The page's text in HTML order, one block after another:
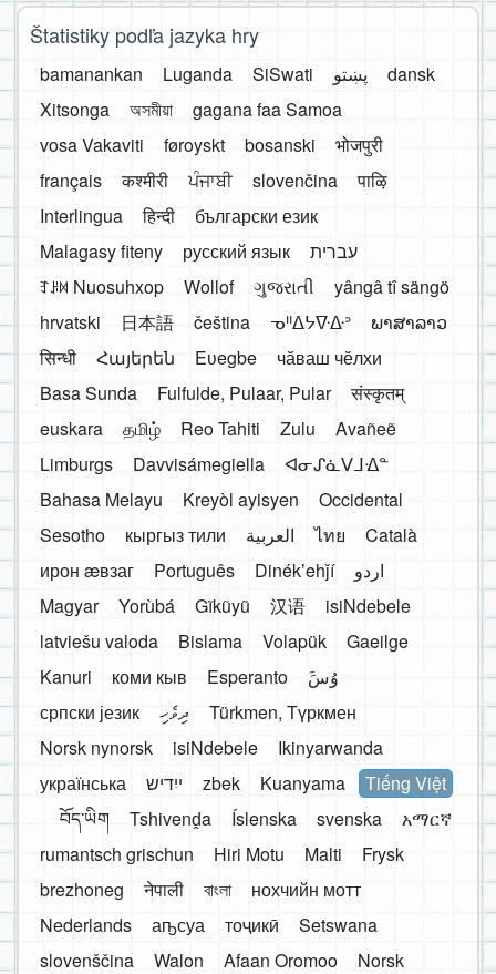
Štatistiky podľa jazyka hry
bamanankan Luganda SiSwati پښتو
dansk
Xitsonga
অসমীয়া
gagana faa Samoa
vosa Vakaviti
føroyskt bosanski
भोजपुरी
français
कश्मीरी ਪੰਜਾਬੀ slovenčina
पाऴि
Interlingua
हिन्दी
български език
Malagasy fiteny
русский язык
עברית
ꆈꌠ꒿ Nuosuhxop
Wollof ગુજરાતી
yângâ tî sängö
hrvatski
日本語 čeština ᓀᐦᐃᔭᐍᐏᐣ
ພາສາລາວ
सिन्धी
Հայերեն Eʋegbe
чӑваш чӗлхи
Basa Sunda
Fulfulde, Pulaar, Pular
संस्कृतम्
euskara
தமிழ் Reo Tahiti Zulu
Avañeẽ
Limburgs
Davvisámegiella
ᐊᓂᔑᓈᐯᒧᐎᓐ
Bahasa Melayu
Kreyòl ayisyen
Occidental
Sesotho
кыргыз тили العربية ไทย
Català
ирон æвзаг
Português Dinékʼehǰí
اردو
Magyar
Yorùbá Gĩkũyũ 汉语
isiNdebele
latviešu valoda
Bislama Volapük
Gaeilge
Kanuri
коми кыв Esperanto
َوُسَ
српски језик
ދިވެހި
Türkmen, Түркмен
Norsk nynorsk
isiNdebele
Ikinyarwanda
українська
ייִדיש zbek Kuanyama
Tiếng Việt
བོད་ཡིག
Tshivenḓa Íslenska svenska
አማርኛ
rumantsch grischun
Hiri Motu Malti
Frysk
brezhoneg
नेपाली বাংলা
нохчийн мотт
Nederlands
аҧсуа тоҷикӣ
Setswana
slovenščina
Walon Afaan Oromoo
Norsk